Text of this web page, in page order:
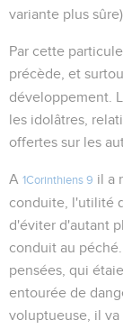
variante plus
Par cette
précède, et
développement.
les idolâtres,
offertes sur les
A 1Corinthiens 9 il a
conduite, l'utilité
d'éviter d'autant
conduit au
pensées, qui
entourée de
voluptueuse, il va